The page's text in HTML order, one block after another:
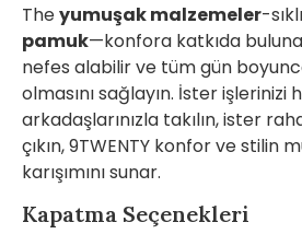
Theyumuşak malzemeler-
pamuk—konfora katkıda
nefes alabilir ve tüm gün
olmasını sağlayın. İster işlerinizi
arkadaşlarınızla takılın, ister
çıkın, 9TWENTY konfor ve stilin
karışımını sunar.
Kapatma Seçenekleri